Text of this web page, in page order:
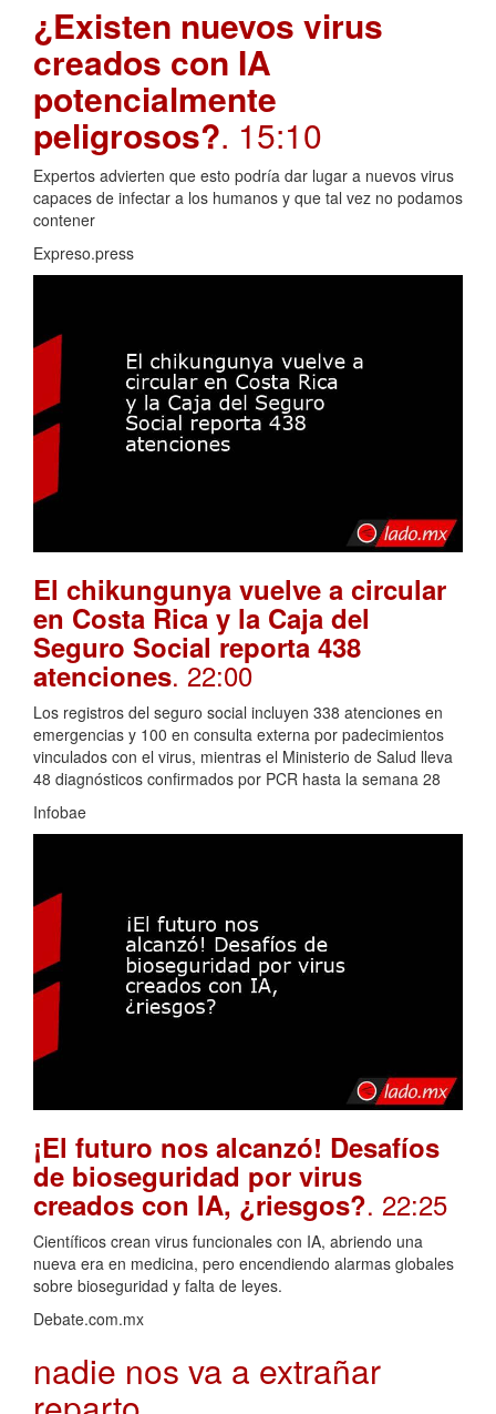
¿Existen nuevos virus
creados con IA
potencialmente
peligrosos?. 15:10
Expertos advierten que esto podría dar lugar a nuevos virus
capaces de infectar a los humanos y que tal vez no podamos
contener
Expreso.press
El chikungunya vuelve a circular
en Costa Rica y la Caja del
Seguro Social reporta 438
atenciones. 22:00
Los registros del seguro social incluyen 338 atenciones en
emergencias y 100 en consulta externa por padecimientos
vinculados con el virus, mientras el Ministerio de Salud lleva
48 diagnósticos confirmados por PCR hasta la semana 28
Infobae
¡El futuro nos alcanzó! Desafíos
de bioseguridad por virus
creados con IA, ¿riesgos?. 22:25
Científicos crean virus funcionales con IA, abriendo una
nueva era en medicina, pero encendiendo alarmas globales
sobre bioseguridad y falta de leyes.
Debate.com.mx
nadie nos va a extrañar